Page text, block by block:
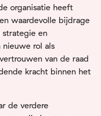
organisatie heeft
waardevolle bijdrage
en
rol als
van de raad
kracht binnen het
de verdere